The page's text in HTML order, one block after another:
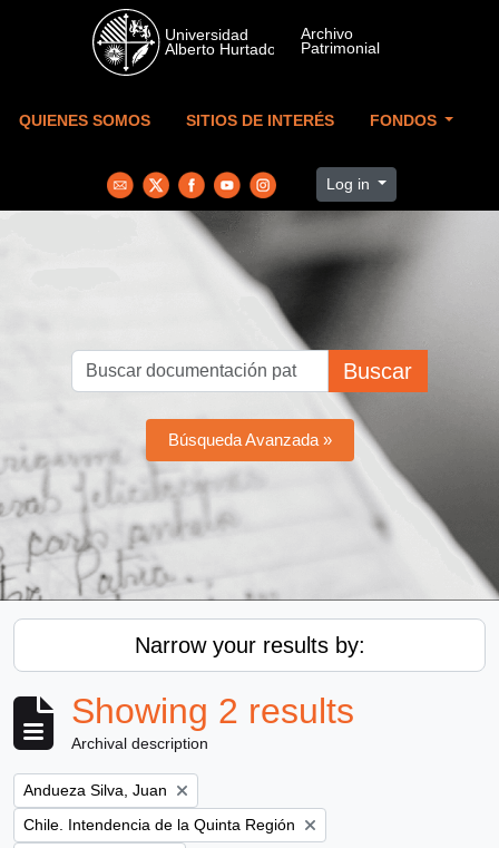
Skip to main content
QUIENES SOMOS SITIOS DE INTERÉS FONDOS
Log in
Buscar
Búsqueda Avanzada »
Narrow your results by:
Showing 2 results
Archival description
Remove filter:
Andueza Silva, Juan
Remove filter:
Chile. Intendencia de la Quinta Región